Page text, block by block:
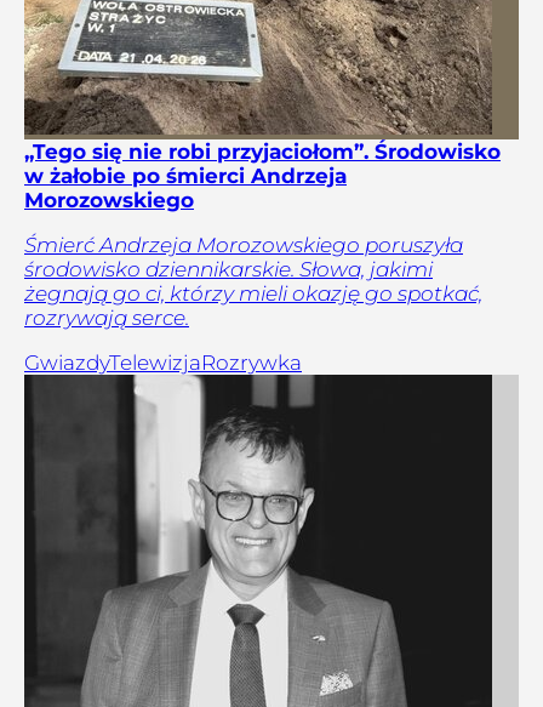
„Tego się nie robi przyjaciołom”. Środowisko
w żałobie po śmierci Andrzeja
Morozowskiego
Śmierć Andrzeja Morozowskiego poruszyła
środowisko dziennikarskie. Słowa, jakimi
żegnają go ci, którzy mieli okazję go spotkać,
rozrywają serce.
GwiazdyTelewizjaRozrywka